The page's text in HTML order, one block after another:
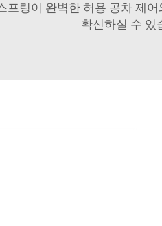
링이 완벽한 허용 공차 제
확신하실 수 있